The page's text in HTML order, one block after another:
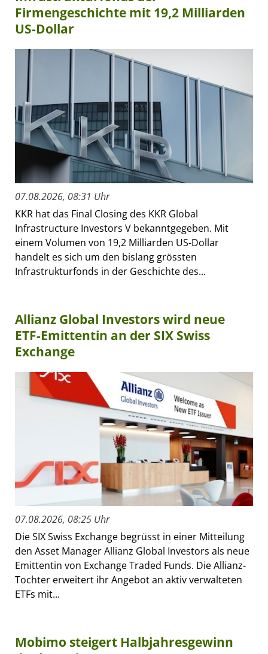
Firmengeschichte mit 19,2 Milliarden
US-Dollar
07.08.2026, 08:31 Uhr
KKR hat das Final Closing des KKR Global
Infrastructure Investors V bekanntgegeben. Mit
einem Volumen von 19,2 Milliarden US-Dollar
handelt es sich um den bislang grössten
Infrastrukturfonds in der Geschichte des...
Allianz Global Investors wird neue
ETF-Emittentin an der SIX Swiss
Exchange
07.08.2026, 08:25 Uhr
Die SIX Swiss Exchange begrüsst in einer Mitteilung
den Asset Manager Allianz Global Investors als neue
Emittentin von Exchange Traded Funds. Die Allianz-
Tochter erweitert ihr Angebot an aktiv verwalteten
ETFs mit...
Mobimo steigert Halbjahresgewinn